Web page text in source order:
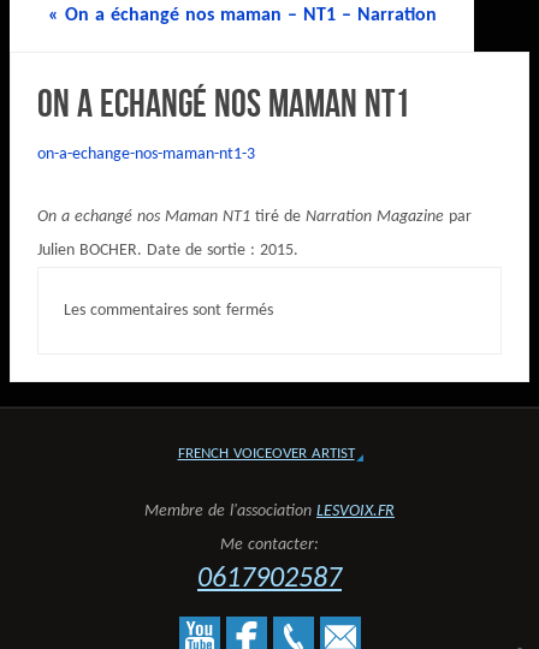
« On a échangé nos maman – NT1 – Narration
On a echangé nos Maman NT1
on-a-echange-nos-maman-nt1-3
On a echangé nos Maman NT1tiré de Narration Magazinepar
Julien BOCHER. Date de sortie : 2015.
Les commentaires sont fermés
FRENCH VOICEOVER ARTIST
Membre de l'association LESVOIX.FR
Me contacter:
0617902587